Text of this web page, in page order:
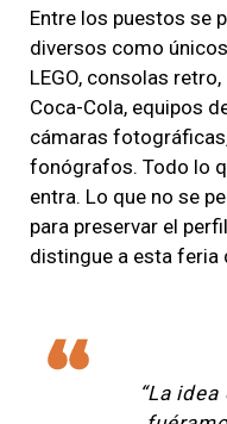
Entre los puestos se
diversos como
LEGO, consolas
Coca-Cola, equipos
cámaras
fonógrafos. Todo lo
entra. Lo que no se
para preservar el
distingue a esta feria
“La